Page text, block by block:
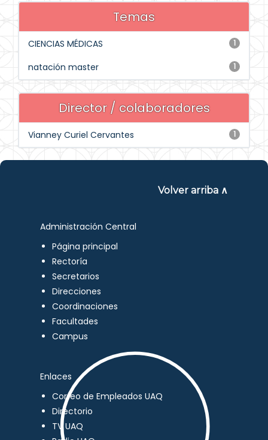
Temas
1
CIENCIAS MÉDICAS
1
natación master
Director / colaboradores
1
Vianney Curiel Cervantes
Volver arriba ∧
Administración Central
Página principal
Rectoría
Secretarios
Direcciones
Coordinaciones
Facultades
Campus
Enlaces
Correo de Empleados UAQ
Directorio
TV UAQ